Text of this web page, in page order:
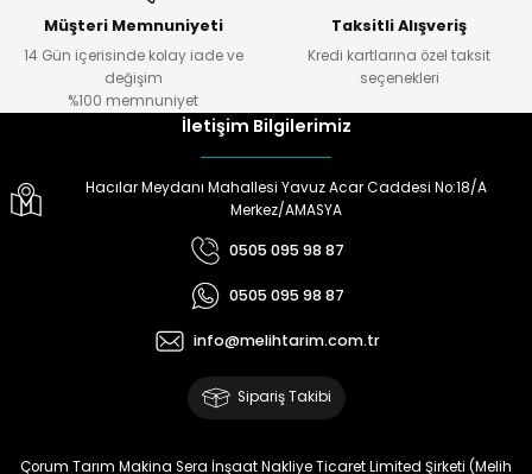
Müşteri Memnuniyeti
14 Gün içerisinde kolay iade ve
değişim
%100 memnuniyet
Taksitli Alışveriş
Kredi kartlarına özel taksit
seçenekleri
İletişim Bilgilerimiz
Hacılar Meydanı Mahallesi Yavuz Acar Caddesi No:18/A
Merkez/AMASYA
0505 095 98 87
0505 095 98 87
info@melihtarim.com.tr
Sipariş Takibi
Çorum Tarım Makina Sera İnşaat Nakliye Ticaret Limited Şirketi (Melih